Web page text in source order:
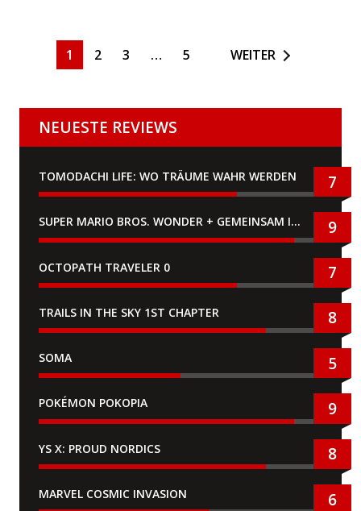
1 2 3 … 5 WEITER
NEUESTE REVIEWS
TOMODACHI LIFE: WO TRÄUME WAHR WERDEN 7
SUPER MARIO BROS. WONDER + GEMEINSAM IM BELLABEL-PARK 9
OCTOPATH TRAVELER 0 7
TRAILS IN THE SKY 1ST CHAPTER 8
SOMA 5
POKÉMON POKOPIA 9
YS X: PROUD NORDICS 8
MARVEL COSMIC INVASION 6